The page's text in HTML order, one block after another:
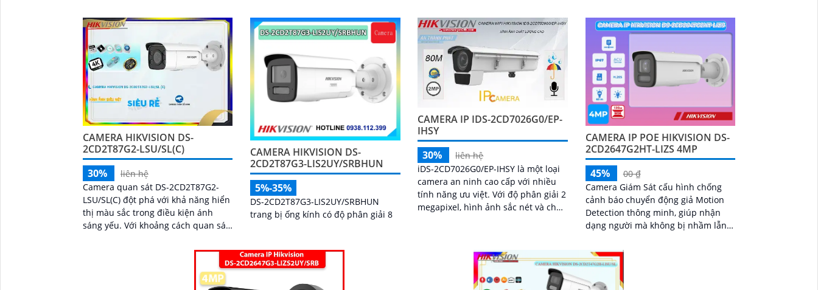
nhớ đến 512GB, chuẩn chống nước
IP67, phù hợp giám sát ban đêm
màu sắc 24/7
60m, phát hiện chuyển động và
phân biệt được người và phương
tiện, ống kính 4
CAMERA HIKVISION DS-
2CD2T87G2-LSU/SL(C)
30%
liên hệ
Camera quan sát DS-2CD2T87G2-
LSU/SL(C) đột phá với khả năng hiển
thị màu sắc trong điều kiện ánh
sáng yếu. Với khoảng cách quan sát
sáng tự nhiên như ban ngày, rất
CAMERA HIKVISION DS-
2CD2T87G3-LIS2UY/SRBHUN
5%-35%
DS-2CD2T87G3-LIS2UY/SRBHUN
trang bị ống kính có độ phân giải 8
CAMERA IP IDS-2CD7026G0/EP-
IHSY
30%
liên hệ
iDS-2CD7026G0/EP-IHSY là một loại
camera an ninh cao cấp với nhiều
tính năng ưu việt. Với độ phân giải 2
megapixel, hình ảnh sắc nét và chất
CAMERA IP POE HIKVISION DS-
2CD2647G2HT-LIZS 4MP
45%
00 ₫
Camera Giám Sát cấu hình chống
cảnh báo chuyển động giả Motion
Detection thông minh, giúp nhận
dạng người mà không bị nhầm lẫn.
ánh sáng kép cho việc giám sát ban
đêm